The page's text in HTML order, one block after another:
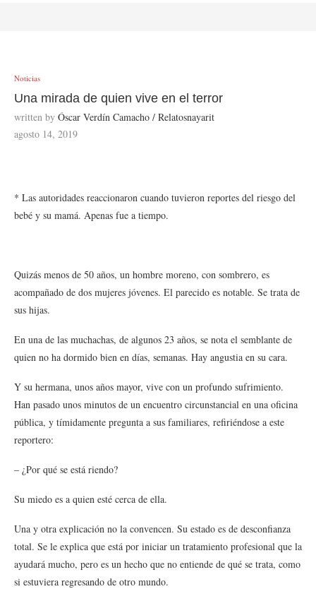
Noticias
Una mirada de quien vive en el terror
written by Óscar Verdín Camacho / Relatosnayarit
agosto 14, 2019
* Las autoridades reaccionaron cuando tuvieron reportes del riesgo del
bebé y su mamá. Apenas fue a tiempo.
Quizás menos de 50 años, un hombre moreno, con sombrero, es
acompañado de dos mujeres jóvenes. El parecido es notable. Se trata de
sus hijas.
En una de las muchachas, de algunos 23 años, se nota el semblante de
quien no ha dormido bien en días, semanas. Hay angustia en su cara.
Y su hermana, unos años mayor, vive con un profundo sufrimiento.
Han pasado unos minutos de un encuentro circunstancial en una oficina
pública, y tímidamente pregunta a sus familiares, refiriéndose a este
reportero:
– ¿Por qué se está riendo?
Su miedo es a quien esté cerca de ella.
Una y otra explicación no la convencen. Su estado es de desconfianza
total. Se le explica que está por iniciar un tratamiento profesional que la
ayudará mucho, pero es un hecho que no entiende de qué se trata, como
si estuviera regresando de otro mundo.